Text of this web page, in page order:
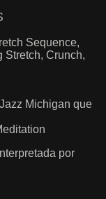
Sequence,
Stretch, Crunch,
Michigan que
por